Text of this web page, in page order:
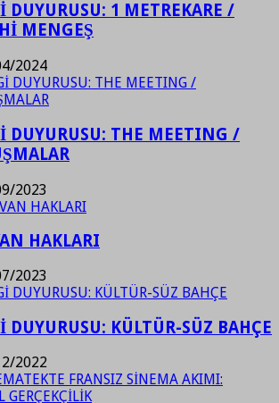
DUYURUSU: 1 METREKARE /
MENGEŞ
2024
DUYURUSU: THE MEETING /
2023
HAKLARI
2023
DUYURUSU: KÜLTÜR-SÜZ BAHÇE
2022